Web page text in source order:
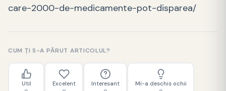
care-2000-de-medicamente-pot-disparea/
CUM ȚI S-A PĂRUT ARTICOLUL?
Util
Excelent
Interesant
Mi-a deschis ochii